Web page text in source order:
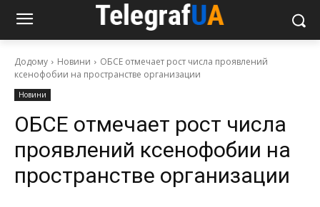
Додому Новини
ОБСЕ отмечает рост числа проявлений
ксенофобии на пространстве организации
Новини
ОБСЕ отмечает рост числа
проявлений ксенофобии на
пространстве организации